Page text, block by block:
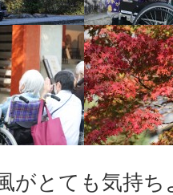
がとても気持